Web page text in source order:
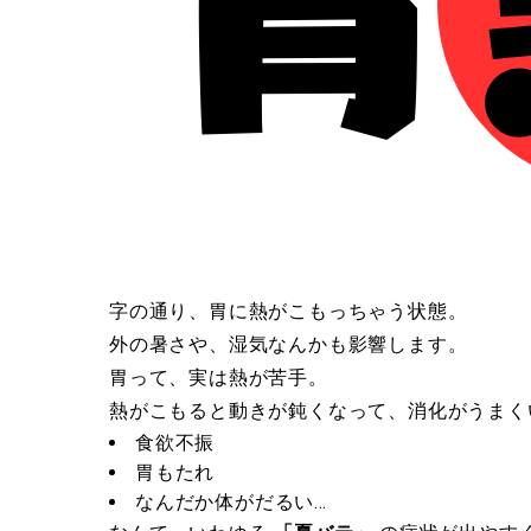
字の通り、胃に熱がこもっちゃう状態。
外の暑さや、湿気なんかも影響します。
胃って、実は熱が苦手。
熱がこもると動きが鈍くなって、消化がうま
食欲不振
胃もたれ
なんだか体がだるい…